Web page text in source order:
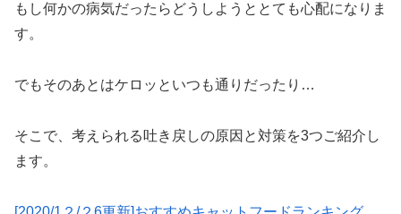
もし何かの病気だったらどうしようととても心配になりま
す。
でもそのあとはケロッといつも通りだったり…
そこで、考えられる吐き戻しの原因と対策を3つご紹介し
ます。